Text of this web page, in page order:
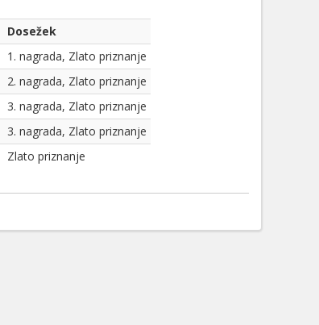
Dosežek
1. nagrada, Zlato priznanje
2. nagrada, Zlato priznanje
3. nagrada, Zlato priznanje
3. nagrada, Zlato priznanje
Zlato priznanje